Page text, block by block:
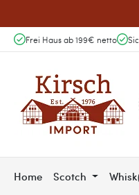
Frei Haus ab 199€ netto
Home Scotch